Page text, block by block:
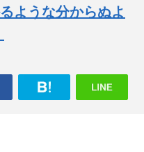
ような分からぬよ